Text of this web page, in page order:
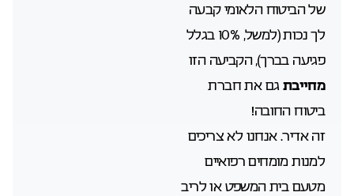
של הביטוח הלאומי קבעה
לך נכות (למשל, 10% בגלל
פגיעה בברך), הקביעה הזו
מחייבת גם את חברת
ביטוח החובה!
זה אדיר. אנחנו לא צריכים
למנות מומחים רפואיים
מטעם בית המשפט או לריב